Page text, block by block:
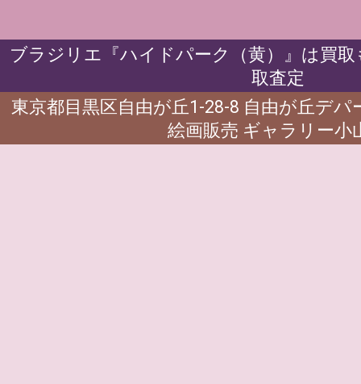
ブラジリエ『ハイドパーク（黄）』は買
取査定
東京都目黒区自由が丘1-28-8 自由が丘デ
絵画販売 ギャラリー小